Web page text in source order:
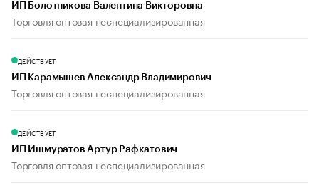
ИП Болотникова Валентина Викторовна
Торговля оптовая неспециализированная
ДЕЙСТВУЕТ
ИП Карамышев Александр Владимирович
Торговля оптовая неспециализированная
ДЕЙСТВУЕТ
ИП Ишмуратов Артур Рафкатович
Торговля оптовая неспециализированная